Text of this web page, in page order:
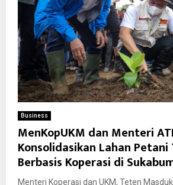
Business
MenKopUKM dan Menteri
Konsolidasikan Lahan Petani
Berbasis Koperasi di
Menteri Koperasi dan UKM, Teten